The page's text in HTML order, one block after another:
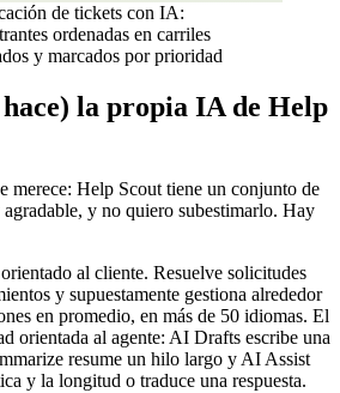
de tickets con IA:
ordenadas en carriles
y marcados por prioridad
hace) la propia IA de Help
merece: Help Scout tiene un conjunto de
y no quiero subestimarlo. Hay
al cliente. Resuelve solicitudes
y supuestamente gestiona alrededor
en promedio, en más de 50 idiomas. El
orientada al agente: AI Drafts escribe una
resume un hilo largo y AI Assist
y la longitud o traduce una respuesta.